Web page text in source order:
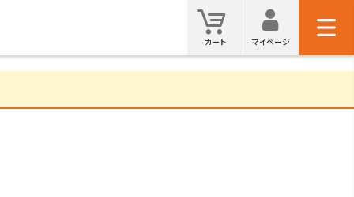
カート
カート
マイ
マイページ